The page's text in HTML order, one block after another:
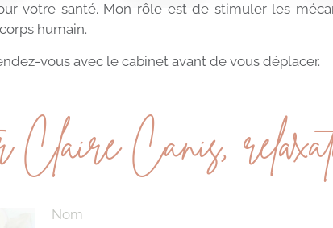
pour
, elle
vois une
"Accompagnement"
Par Monique
Merci Claire, Merci pour l'aide si précieuse.
Merci de m'avoir apporté des moments de
détente, de gérer le stress, j'ai repris
patience, votre gentillesse... Je vous
votre santé. Mon rôle est de stimuler les
humain.
vous avec le cabinet avant de vous déplacer.
Claire Canis,
Nom